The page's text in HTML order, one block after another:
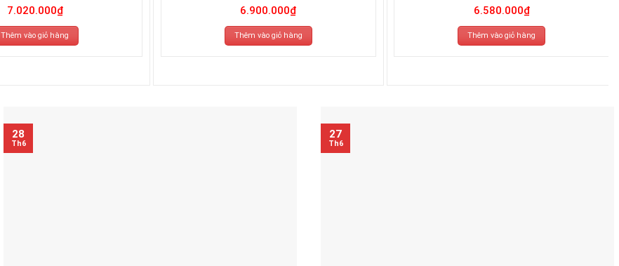
7.020.000₫
Thêm vào giỏ hàng
6.900.000₫
Thêm vào giỏ hàng
6.580.000₫
Thêm vào giỏ hàng
28
Th6
27
Th6